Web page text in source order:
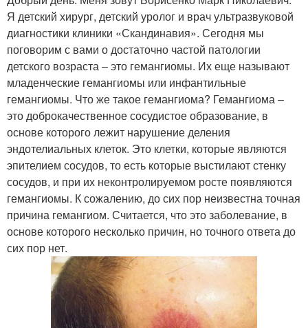
Я детский хирург, детский уролог и врач ультразвуковой
диагностики клиники «Скандинавия». Сегодня мы
поговорим с вами о достаточно частой патологии
детского возраста – это гемангиомы. Их еще называют
младенческие гемангиомы или инфантильные
гемангиомы. Что же такое гемангиома? Гемангиома –
это доброкачественное сосудистое образование, в
основе которого лежит нарушение деления
эндотелиальных клеток. Это клетки, которые являются
эпителием сосудов, то есть которые выстилают стенку
сосудов, и при их неконтролируемом росте появляются
гемангиомы. К сожалению, до сих пор неизвестна точная
причина гемангиом. Считается, что это заболевание, в
основе которого несколько причин, но точного ответа до
сих пор нет.